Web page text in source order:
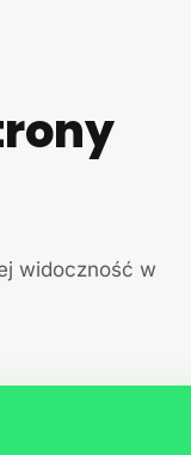
widoczność w